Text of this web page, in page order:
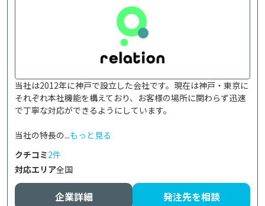
当社は2012年に神戸で設立した会社です。現在は神戸・東京に
それぞれ本社機能を構えており、お客様の場所に関わらず迅速
で丁寧な対応ができるようにしています。
当社の特長の...もっと見る
クチコミ2件
対応エリア全国
企業詳細 発注先を相談